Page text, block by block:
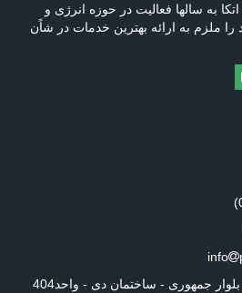
به سالها فعالیت در حوزه انرژی و
ملزم به ارائه بهترین خدمات در شاًن
info
جمهوری - ساختمان دی - واحد404